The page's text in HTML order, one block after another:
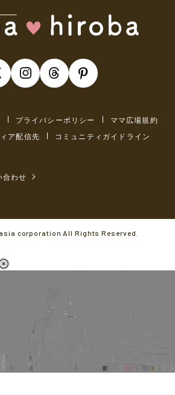
L
プライバシーポリシー
ママ広場規約
ア配信先 コミュニティガイドライン
合わせ
corporation All Rights Reserved.